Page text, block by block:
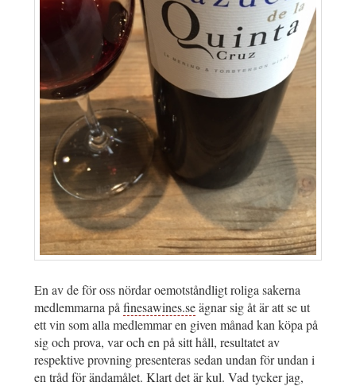
En av de för oss nördar oemotståndligt roliga sakerna
medlemmarna på finesawines.seägnar sig åt är att se ut
ett vin som alla medlemmar en given månad kan köpa på
sig och prova, var och en på sitt håll, resultatet av
respektive provning presenteras sedan undan för undan i
en tråd för ändamålet. Klart det är kul. Vad tycker jag,